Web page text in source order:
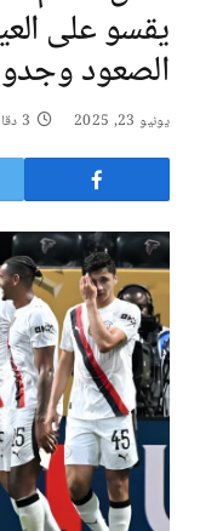
يقسو على
الصعود
يونيو 23, 2025 3 دقائق